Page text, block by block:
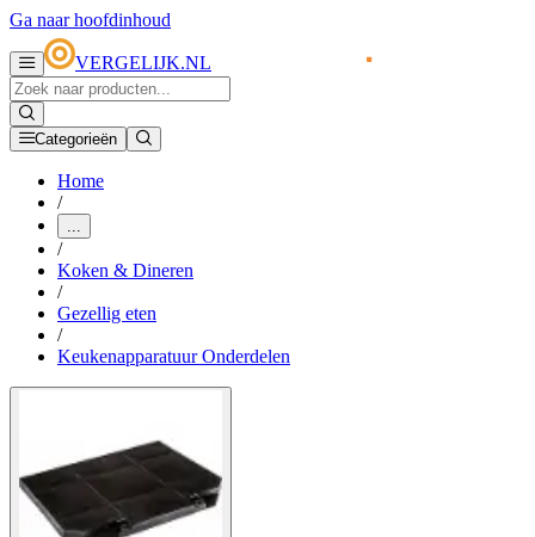
Ga naar hoofdinhoud
VERGELIJK.NL
Categorieën
Home
/
...
/
Koken & Dineren
/
Gezellig eten
/
Keukenapparatuur Onderdelen